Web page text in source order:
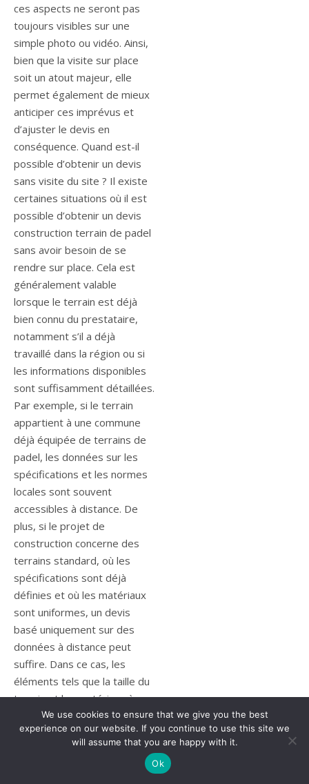
ces aspects ne seront pas
toujours visibles sur une
simple photo ou vidéo. Ainsi,
bien que la visite sur place
soit un atout majeur, elle
permet également de mieux
anticiper ces imprévus et
d’ajuster le devis en
conséquence. Quand est-il
possible d’obtenir un devis
sans visite du site ? Il existe
certaines situations où il est
possible d’obtenir un devis
construction terrain de padel
sans avoir besoin de se
rendre sur place. Cela est
généralement valable
lorsque le terrain est déjà
bien connu du prestataire,
notamment s’il a déjà
travaillé dans la région ou si
les informations disponibles
sont suffisamment détaillées.
Par exemple, si le terrain
appartient à une commune
déjà équipée de terrains de
padel, les données sur les
spécifications et les normes
locales sont souvent
accessibles à distance. De
plus, si le projet de
construction concerne des
terrains standard, où les
spécifications sont déjà
définies et où les matériaux
sont uniformes, un devis
basé uniquement sur des
données à distance peut
suffire. Dans ce cas, les
éléments tels que la taille du
terrain et les matériaux à
utiliser sont suffisamment
constants pour permettre
une estimation fiable sans
We use cookies to ensure that we give you the best
experience on our website. If you continue to use this site we
will assume that you are happy with it.
Ok